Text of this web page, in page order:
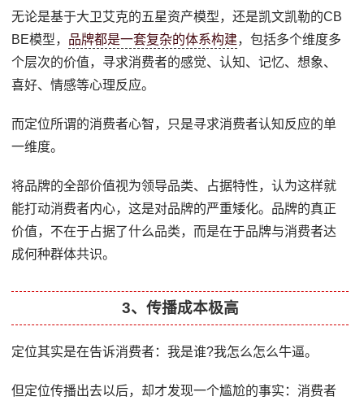
无论是基于大卫艾克的五星资产模型，还是凯文凯勒的CB
BE模型， 品牌都是一套复杂的体系构建，包括多个维度多
个层次的价值，寻求消费者的感觉、认知、记忆、想象、
喜好、情感等心理反应。
而定位所谓的消费者心智，只是寻求消费者认知反应的单
一维度。
将品牌的全部价值视为领导品类、占据特性，认为这样就
能打动消费者内心，这是对品牌的严重矮化。品牌的真正
价值，不在于占据了什么品类，而是在于品牌与消费者达
成何种群体共识。
3、传播成本极高
定位其实是在告诉消费者：我是谁?我怎么怎么牛逼。
但定位传播出去以后，却才发现一个尴尬的事实：消费者